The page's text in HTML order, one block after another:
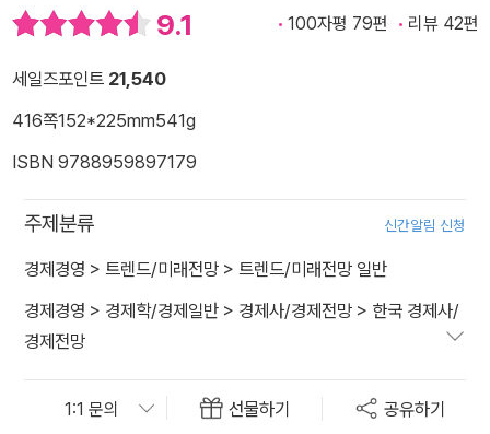
9.1 100자평 79편 리뷰 42편
세일즈포인트 21,540
416쪽152*225mm541g
ISBN 9788959897179
주제분류 신간알림 신청
경제경영 > 트렌드/미래전망 > 트렌드/미래전망 일반
경제경영 > 경제학/경제일반 > 경제사/경제전망 > 한국 경제사/
경제전망
선물하기 공유하기